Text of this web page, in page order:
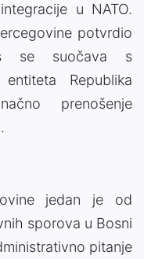
u NATO.
potvrdio
se suočava s
Republika
prenošenje
jedan je od
sporova u Bosni
pitanje